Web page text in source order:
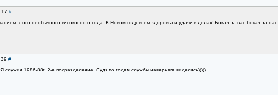
#
этого необычного високосного года. В Новом году всем здоровья и удачи в делах! Бокал за вас бокал за нас
#
служил 1986-88г. 2-е подразделение. Судя по годам службы наверняка виделись)))))